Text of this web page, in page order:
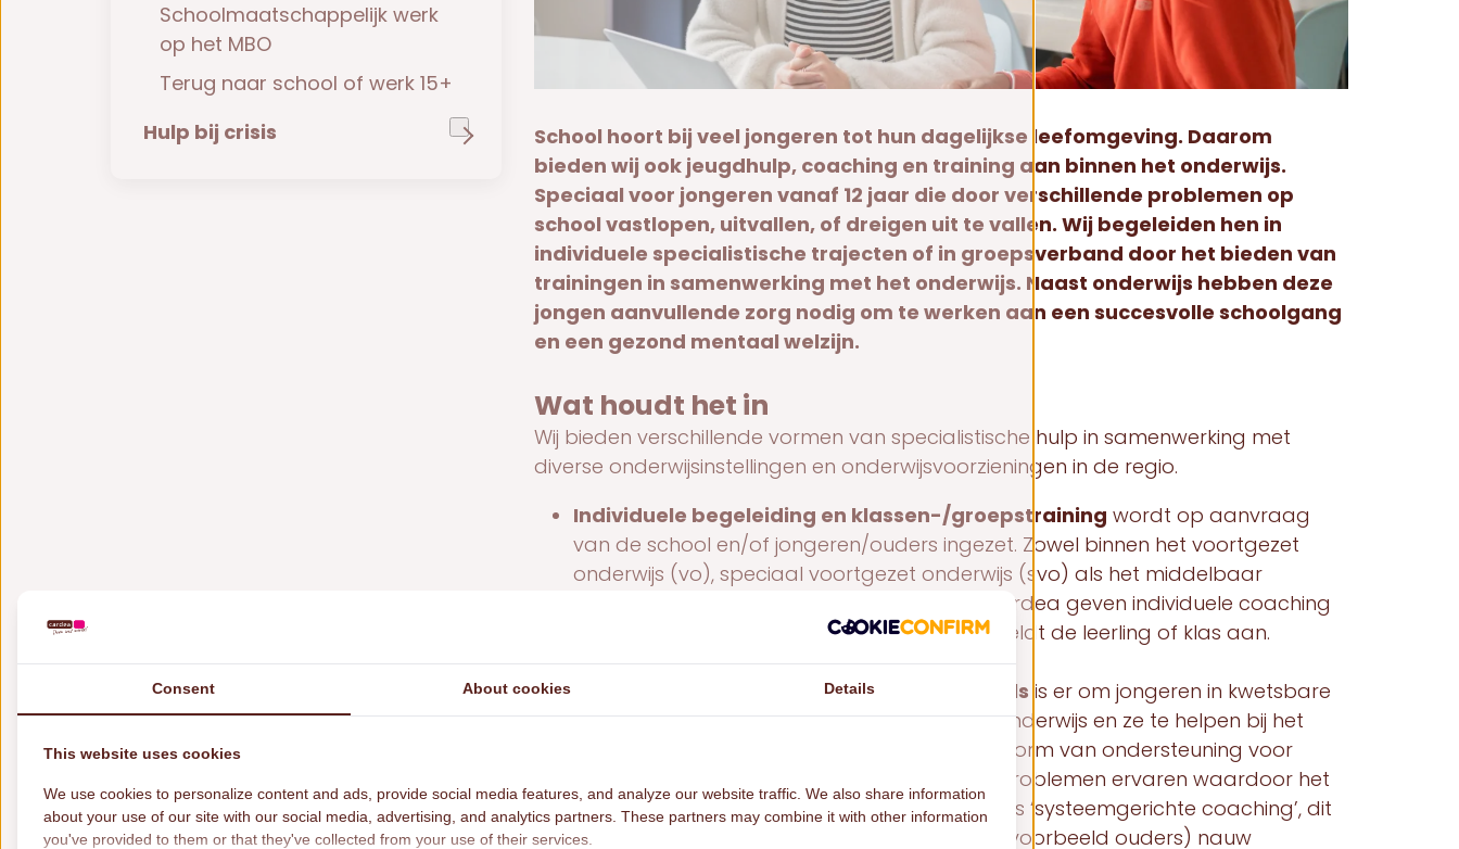
Schoolmaatschappelijk werk
op het MBO
Terug naar school of werk 15+
Hulp bij crisis
School hoort bij veel jongeren tot hun dagelijkse leefomgeving. Daarom
bieden wij ook jeugdhulp, coaching en training aan binnen het onderwijs.
Speciaal voor jongeren vanaf 12 jaar die door verschillende problemen op
school vastlopen, uitvallen, of dreigen uit te vallen. Wij begeleiden hen in
individuele specialistische trajecten of in groepsverband door het bieden van
trainingen in samenwerking met het onderwijs. Naast onderwijs hebben deze
jongen aanvullende zorg nodig om te werken aan een succesvolle schoolgang
en een gezond mentaal welzijn.
Wat houdt het in
Wij bieden verschillende vormen van specialistische hulp in samenwerking met
diverse onderwijsinstellingen en onderwijsvoorzieningen in de regio.
Individuele begeleiding en klassen-/groepstraining wordt op aanvraag
van de school en/of jongeren/ouders ingezet. Zowel binnen het voortgezet
onderwijs (vo), speciaal voortgezet onderwijs (svo) als het middelbaar
beroepsonderwijs (mbo). Coaches vanuit Cardea geven individuele coaching
of trainingen in groepsverband. De school meldt de leerling of klas aan.
Coaching op school door onze professionals is er om jongeren in kwetsbare
posities actief deel te laten nemen aan het onderwijs en ze te helpen bij het
behalen van hun startkwalificatie. Het is een vorm van ondersteuning voor
jongeren die op verschillende leefgebieden problemen ervaren waardoor het
ook op school niet lekker gaat. Pluscoaching is ‘systeemgerichte coaching’, dit
betekent dat het netwerk van de jongere (bijvoorbeeld ouders) nauw
Consent About cookies Details
This website uses cookies
We use cookies to personalize content and ads, provide social media features, and analyze our website traffic. We also share information
about your use of our site with our social media, advertising, and analytics partners. These partners may combine it with other information
you've provided to them or that they've collected from your use of their services.